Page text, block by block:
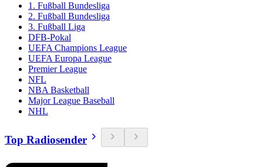
1. Fußball Bundesliga
2. Fußball Bundesliga
3. Fußball Liga
DFB-Pokal
UEFA Champions League
UEFA Europa League
Premier League
NFL
NBA Basketball
Major League Baseball
NHL
Top Radiosender